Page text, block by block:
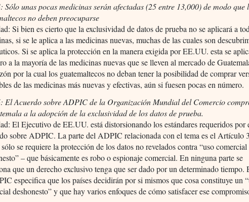
Sólo unas pocas medicinas serán afectadas (25 entre 13,000) de modo que
no deben preocuparse
Si bien es cierto que la exclusividad de datos de prueba no se aplicará a
si se le aplica a las medicinas nuevas, muchas de las cuales son
Si se aplica la protección en la manera exigida por EE.UU. esta se
a la mayoría de las medicinas nuevas que se lleven al mercado de
por la cual los guatemaltecos no deban tener la posibilidad de comprar
de las medicinas más nuevas y efectivas, aún si fuesen pocas en número.
El Acuerdo sobre ADPIC de la Organización Mundial del Comercio
a la adopción de la exclusividad de los datos de prueba.
El Ejecutivo de EE.UU. está distorsionando los estándares requeridos por
sobre ADPIC. La parte del ADPIC relacionada con el tema es el Artículo
se requiere la protección de los datos no revelados contra “uso comercial
– que básicamente es robo o espionaje comercial. En ninguna parte se
que un derecho exclusivo tenga que ser dado por un determinado tiempo.
especifica que los países decidirán por si mismos que cosa constituye un
deshonesto” y que hay varios enfoques de cómo satisfacer ese